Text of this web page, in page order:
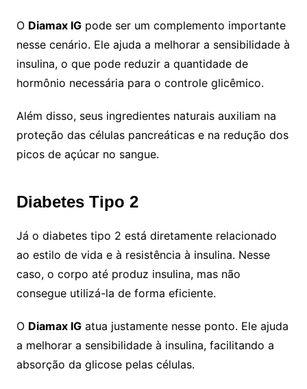
O Diamax IGpode ser um complemento importante
nesse cenário. Ele ajuda a melhorar a sensibilidade à
insulina, o que pode reduzir a quantidade de
hormônio necessária para o controle glicêmico.
Além disso, seus ingredientes naturais auxiliam na
proteção das células pancreáticas e na redução dos
picos de açúcar no sangue.
Diabetes Tipo 2
Já o diabetes tipo 2 está diretamente relacionado
ao estilo de vida e à resistência à insulina. Nesse
caso, o corpo até produz insulina, mas não
consegue utilizá-la de forma eficiente.
O Diamax IGatua justamente nesse ponto. Ele ajuda
a melhorar a sensibilidade à insulina, facilitando a
absorção da glicose pelas células.